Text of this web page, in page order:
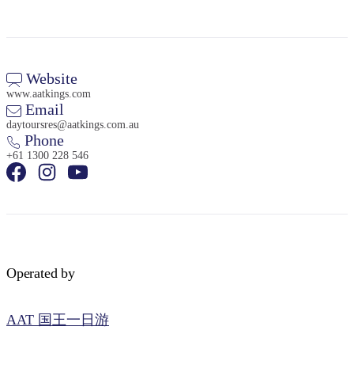
up
Website
www.aatkings.com
Email
daytoursres@aatkings.com.au
Phone
+61 1300 228 546
Operated by
AAT 国王一日游